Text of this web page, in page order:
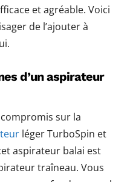
et agréable. Voici
de l’ajouter à
d’un aspirateur
sur la
léger TurboSpin et
aspirateur balai est
traîneau. Vous